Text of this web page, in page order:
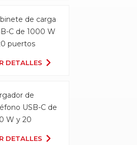
de carga
C de 1000 W
puertos
DETALLES
de
USB-C de
W y 20
DETALLES